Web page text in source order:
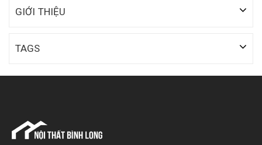
GIỚI THIỆU
TAGS